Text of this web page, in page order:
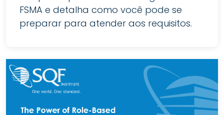
FSMA e detalha como você pode se
preparar para atender aos requisitos.